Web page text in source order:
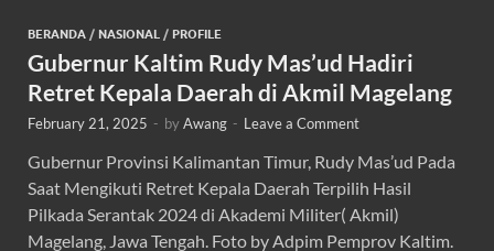
BERANDA / NASIONAL / PROFILE
Gubernur Kaltim Rudy Mas’ud Hadiri
Retret Kepala Daerah di Akmil Magelang
February 21, 2025 - byAwang - Leave a Comment
Gubernur Provinsi Kalimantan Timur, Rudy Mas’ud Pada
Saat Mengikuti Retret Kepala Daerah Terpilih Hasil
Pilkada Serantak 2024 di Akademi Militer( Akmil)
Magelang, Jawa Tengah. Foto by Adpim Pemprov Kaltim.